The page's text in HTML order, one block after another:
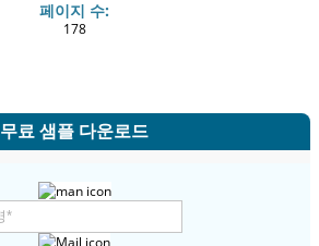
페이지 수:
178
무료 샘플 다운로드